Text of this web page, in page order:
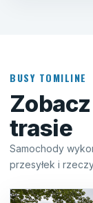
BUSY TOMILINE
trasie
Samochody
przesyłek i